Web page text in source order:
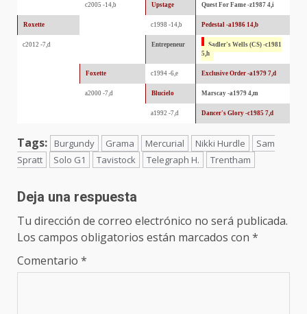
c2005 -14,b Upstage Quest For Fame -z1987 4,i
Roxette c1998 -14,b Pedestal -a1986 14,b
c2012 -7,d Entrepeneur
Sadler's Wells (CS) -c1981
5,h
Foxette c1994 -6,e Exclusive Order -a1979 7,d
a2000 -7,d Blucielo Marscay -a1979 4,m
a1992 -7,d Dancer's Glory -c1985 7,d
Tags: Burgundy Grama Mercurial Nikki Hurdle
Sam
Spratt
Solo G1 Tavistock Telegraph H. Trentham
Deja una respuesta
Tu dirección de correo electrónico no será publicada.
Los campos obligatorios están marcados con *
Comentario *